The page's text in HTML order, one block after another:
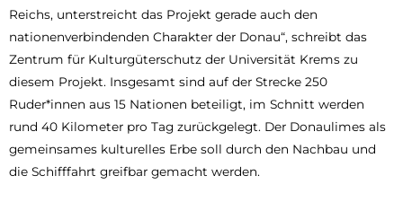
Reichs, unterstreicht das Projekt gerade auch den
nationenverbindenden Charakter der Donau“, schreibt das
Zentrum für Kulturgüterschutz der Universität Krems zu
diesem Projekt. Insgesamt sind auf der Strecke 250
Ruder*innen aus 15 Nationen beteiligt, im Schnitt werden
rund 40 Kilometer pro Tag zurückgelegt. Der Donaulimes als
gemeinsames kulturelles Erbe soll durch den Nachbau und
die Schifffahrt greifbar gemacht werden.